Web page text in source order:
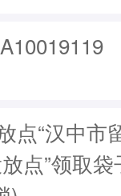
点“汉中市
点”领取